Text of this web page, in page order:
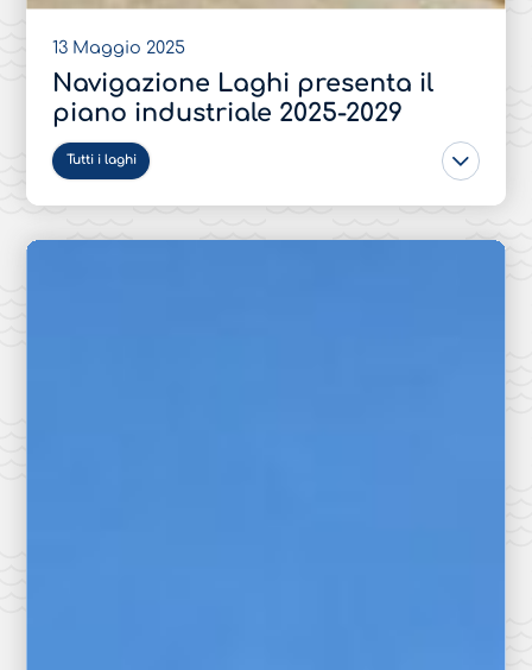
13 Maggio 2025
Navigazione Laghi presenta il
piano industriale 2025-2029
Tutti i laghi